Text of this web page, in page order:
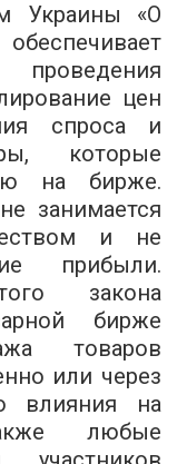
Украины «О
цен
спроса и
которые
на бирже.
занимается
и не
прибыли.
закона
бирже
товаров
или через
влияния на
любые